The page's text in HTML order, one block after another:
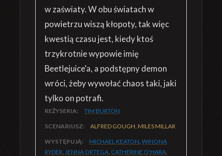
w zaświaty. W obu światach w
powietrzu wiszą kłopoty, tak więc
kwestią czasu jest, kiedy ktoś
trzykrotnie wypowie imię
Beetlejuice'a, a podstępny demon
wróci, żeby wywołać chaos taki, jaki
tylko on potrafi.
REŻYSERIA: TIM BURTON
SCENARIUSZ: ALFRED GOUGH, MILES MILLAR
WYSTĘPUJĄ: MICHAEL KEATON, WINONA
RYDER, JENNA ORTEGA, CATHERINE O'HARA,